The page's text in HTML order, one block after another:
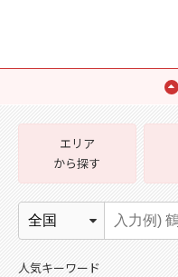
エリア
から探す
人気キーワード